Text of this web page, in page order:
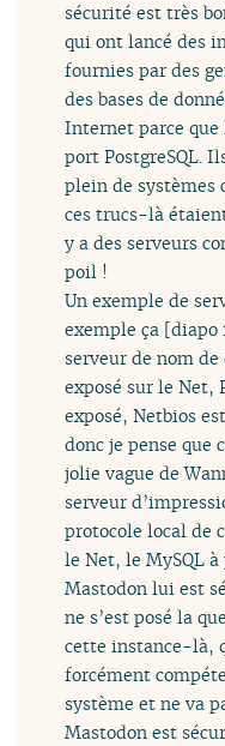
sécurité est très
qui ont lancé des
fournies par des
des bases de
Internet parce que
port PostgreSQL.
plein de systèmes
ces trucs-là
y a des serveurs
poil !
Un exemple de
exemple ça [diapo
serveur de nom
exposé sur le Net,
exposé, Netbios
donc je pense que
jolie vague de
serveur
protocole local de
le Net, le MySQL
Mastodon lui est
ne s’est posé la
cette instance-là,
forcément
système et ne va
Mastodon est